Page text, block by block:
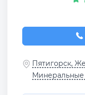
Пятигорск,